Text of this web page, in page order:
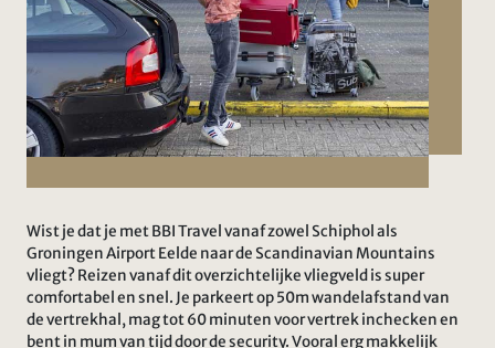
Wist je dat je met BBI Travel vanaf zowel Schiphol als
Groningen Airport Eelde naar de Scandinavian Mountains
vliegt? Reizen vanaf dit overzichtelijke vliegveld is super
comfortabel en snel. Je parkeert op 50m wandelafstand van
de vertrekhal, mag tot 60 minuten voor vertrek inchecken en
bent in mum van tijd door de security. Vooral erg makkelijk